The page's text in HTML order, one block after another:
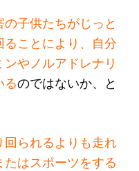
子供たちがじっと
ることにより、自分
やノルアドレナリ
るのではないか、と
回られるよりも走れ
はスポーツをする